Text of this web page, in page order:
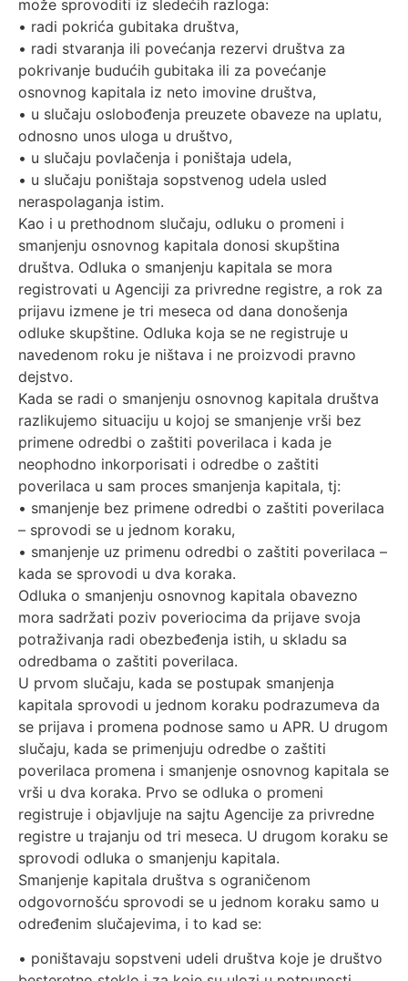
može sprovoditi iz sledećih razloga:
• radi pokrića gubitaka društva,
• radi stvaranja ili povećanja rezervi društva za
pokrivanje budućih gubitaka ili za povećanje
osnovnog kapitala iz neto imovine društva,
• u slučaju oslobođenja preuzete obaveze na uplatu,
odnosno unos uloga u društvo,
• u slučaju povlačenja i poništaja udela,
• u slučaju poništaja sopstvenog udela usled
neraspolaganja istim.
Kao i u prethodnom slučaju, odluku o promeni i
smanjenju osnovnog kapitala donosi skupština
društva. Odluka o smanjenju kapitala se mora
registrovati u Agenciji za privredne registre, a rok za
prijavu izmene je tri meseca od dana donošenja
odluke skupštine. Odluka koja se ne registruje u
navedenom roku je ništava i ne proizvodi pravno
dejstvo.
Kada se radi o smanjenju osnovnog kapitala društva
razlikujemo situaciju u kojoj se smanjenje vrši bez
primene odredbi o zaštiti poverilaca i kada je
neophodno inkorporisati i odredbe o zaštiti
poverilaca u sam proces smanjenja kapitala, tj:
• smanjenje bez primene odredbi o zaštiti poverilaca
– sprovodi se u jednom koraku,
• smanjenje uz primenu odredbi o zaštiti poverilaca –
kada se sprovodi u dva koraka.
Odluka o smanjenju osnovnog kapitala obavezno
mora sadržati poziv poveriocima da prijave svoja
potraživanja radi obezbeđenja istih, u skladu sa
odredbama o zaštiti poverilaca.
U prvom slučaju, kada se postupak smanjenja
kapitala sprovodi u jednom koraku podrazumeva da
se prijava i promena podnose samo u APR. U drugom
slučaju, kada se primenjuju odredbe o zaštiti
poverilaca promena i smanjenje osnovnog kapitala se
vrši u dva koraka. Prvo se odluka o promeni
registruje i objavljuje na sajtu Agencije za privredne
registre u trajanju od tri meseca. U drugom koraku se
sprovodi odluka o smanjenju kapitala.
Smanjenje kapitala društva s ograničenom
odgovornošću sprovodi se u jednom koraku samo u
određenim slučajevima, i to kad se:
• poništavaju sopstveni udeli društva koje je društvo